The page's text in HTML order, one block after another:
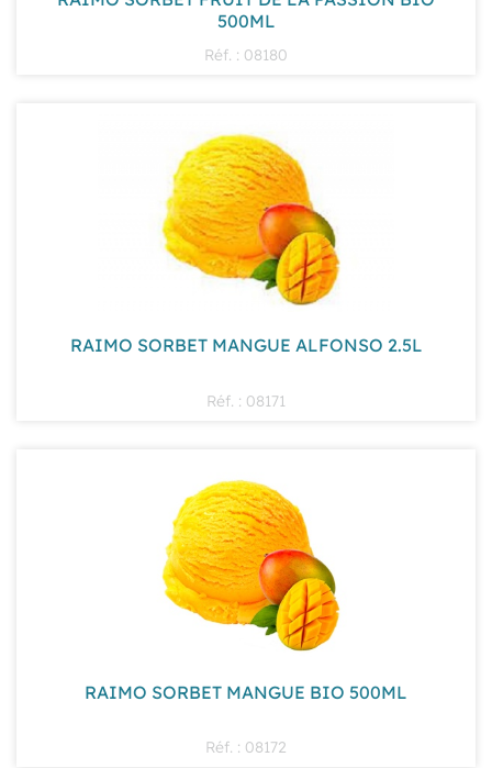
500ML
Réf. : 08180
RAIMO SORBET MANGUE ALFONSO 2.5L
Réf. : 08171
RAIMO SORBET MANGUE BIO 500ML
Réf. : 08172